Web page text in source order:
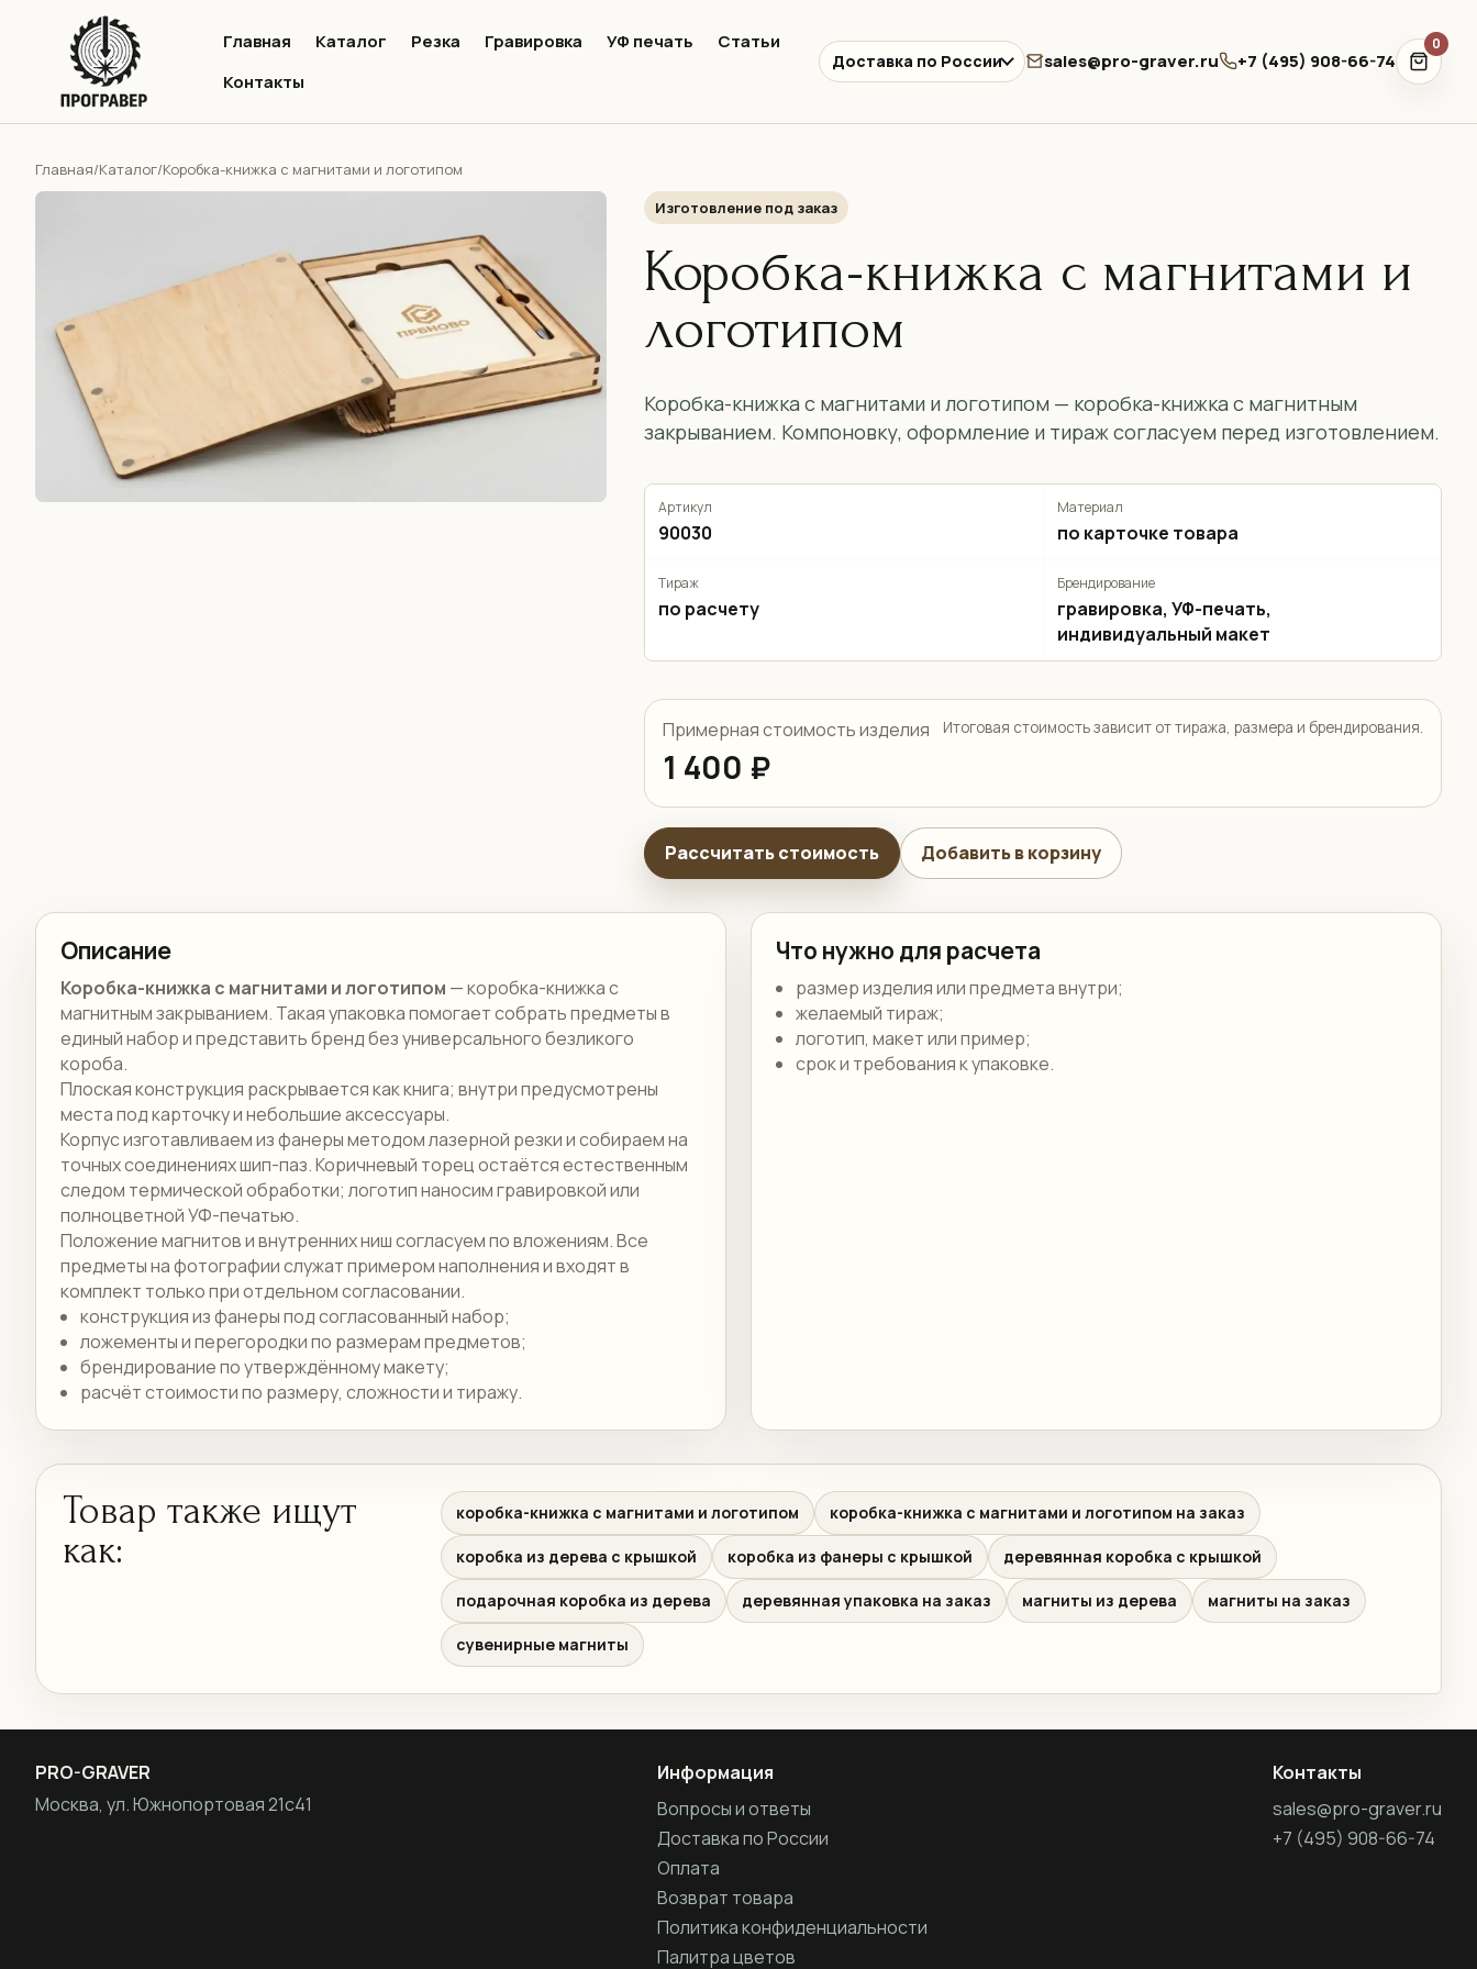
Главная Каталог Резка Гравировка УФ печать
Статьи
Контакты
Доставка по России sales@pro-graver.ru +7 (495) 908-66-74
0
Главная/Каталог/Коробка-книжка с магнитами и логотипом
Изготовление под заказ
Коробка-книжка с магнитами и
логотипом
Коробка-книжка с магнитами и логотипом — коробка-книжка с магнитным
закрыванием. Компоновку, оформление и тираж согласуем перед изготовлением.
Артикул
90030
Материал
по карточке товара
Тираж
по расчету
Брендирование
гравировка, УФ-печать,
индивидуальный макет
Примерная стоимость изделия
1 400 ₽
Итоговая стоимость зависит от тиража, размера и брендирования.
Рассчитать стоимость Добавить в корзину
Описание
Коробка-книжка с магнитами и логотипом — коробка-книжка с
магнитным закрыванием. Такая упаковка помогает собрать предметы в
единый набор и представить бренд без универсального безликого
короба.
Плоская конструкция раскрывается как книга; внутри предусмотрены
места под карточку и небольшие аксессуары.
Корпус изготавливаем из фанеры методом лазерной резки и собираем на
точных соединениях шип-паз. Коричневый торец остаётся естественным
следом термической обработки; логотип наносим гравировкой или
полноцветной УФ-печатью.
Положение магнитов и внутренних ниш согласуем по вложениям. Все
предметы на фотографии служат примером наполнения и входят в
комплект только при отдельном согласовании.
конструкция из фанеры под согласованный набор;
ложементы и перегородки по размерам предметов;
брендирование по утверждённому макету;
расчёт стоимости по размеру, сложности и тиражу.
Что нужно для расчета
размер изделия или предмета внутри;
желаемый тираж;
логотип, макет или пример;
срок и требования к упаковке.
Товар также ищут
как:
коробка-книжка с магнитами и логотипом коробка-книжка с магнитами и логотипом на заказ
коробка из дерева с крышкой коробка из фанеры с крышкой деревянная коробка с крышкой
подарочная коробка из дерева деревянная упаковка на заказ магниты из дерева магниты на заказ
сувенирные магниты
PRO-GRAVER
Москва, ул. Южнопортовая 21с41
Информация
Вопросы и ответы
Доставка по России
Оплата
Возврат товара
Политика конфиденциальности
Палитра цветов
Контакты
sales@pro-graver.ru
+7 (495) 908-66-74